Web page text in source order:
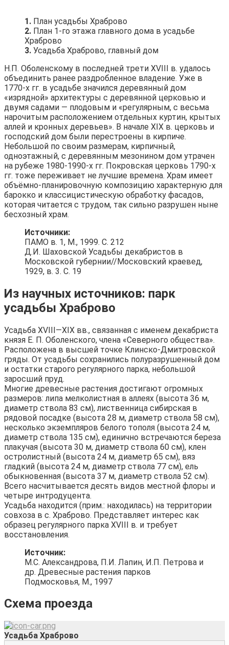
1. План усадьбы Храброво
2. План 1-го этажа главного дома в усадьбе
Храброво
3. Усадьба Храброво, главный дом
Н.П. Оболенскому в последней трети XVIII в. удалось
объединить ранее раздробленное владение. Уже в
1770-х гг. в усадьбе значился деревянный дом
«изрядной» архитектуры с деревянной церковью и
двумя садами — плодовым и «регулярным, с весьма
нарочитым расположением отдельных куртин, крытых
аллей и кронных деревьев». В начале XIX в. церковь и
господский дом были перестроены в кирпиче.
Небольшой по своим размерам, кирпичный,
одноэтажный, с деревянным мезонином дом утрачен
на рубеже 1980-1990-х гг. Покровская церковь 1790-х
гг. тоже переживает не лучшие времена. Храм имеет
объёмно-планировочную композицию характерную для
барокко и классицистическую обработку фасадов,
которая читается с трудом, так сильно разрушен ныне
бесхозный храм.
Источники:
ПАМО в. 1, М., 1999. С. 212
Д.И. Шаховской Усадьбы декабристов в
Московской губернии//Московский краевед,
1929, в. 3. С. 19
Из научных источников: парк
усадьбы Храброво
Усадьба XVIII—XIX вв., связанная с именем декабриста
князя Е. П. Оболенского, члена «Северного общества».
Расположена в высшей точке Клинско-Дмитровской
гряды. От усадьбы сохранились полуразрушенный дом
и остатки старого регулярного парка, небольшой
заросший пруд.
Многие древесные растения достигают огромных
размеров: липа мелколистная в аллеях (высота 36 м,
диаметр ствола 83 см), лиственница сибирская в
рядовой посадке (высота 28 м, диаметр ствола 58 см),
несколько экземпляров белого тополя (высота 24 м,
диаметр ствола 135 см), единично встречаются береза
плакучая (высота 30 м, диаметр ствола 60 см), клен
остролистный (высота 24 м, диаметр 65 см), вяз
гладкий (высота 24 м, диаметр ствола 77 см), ель
обыкновенная (высота 37 м, диаметр ствола 52 см).
Всего насчитывается десять видов местной флоры и
четыре интродуцента.
Усадьба находится (прим.: находилась) на территории
совхоза в с. Храброво. Представляет интерес как
образец регулярного парка XVIII в. и требует
восстановления.
Источник:
М.С. Александрова, П.И. Лапин, И.П. Петрова и
др. Древесные растения парков
Подмосковья, М., 1997
Схема проезда
Усадьба Храброво